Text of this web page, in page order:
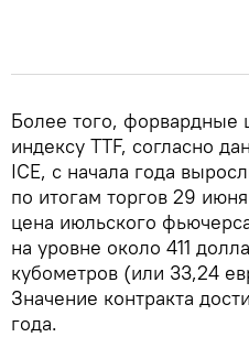
Более того, форвардные
индексу TTF, согласно
ICE, с начала года
по итогам торгов 29
цена июльского
на уровне около 411
кубометров (или 33,24
Значение контракта
года.